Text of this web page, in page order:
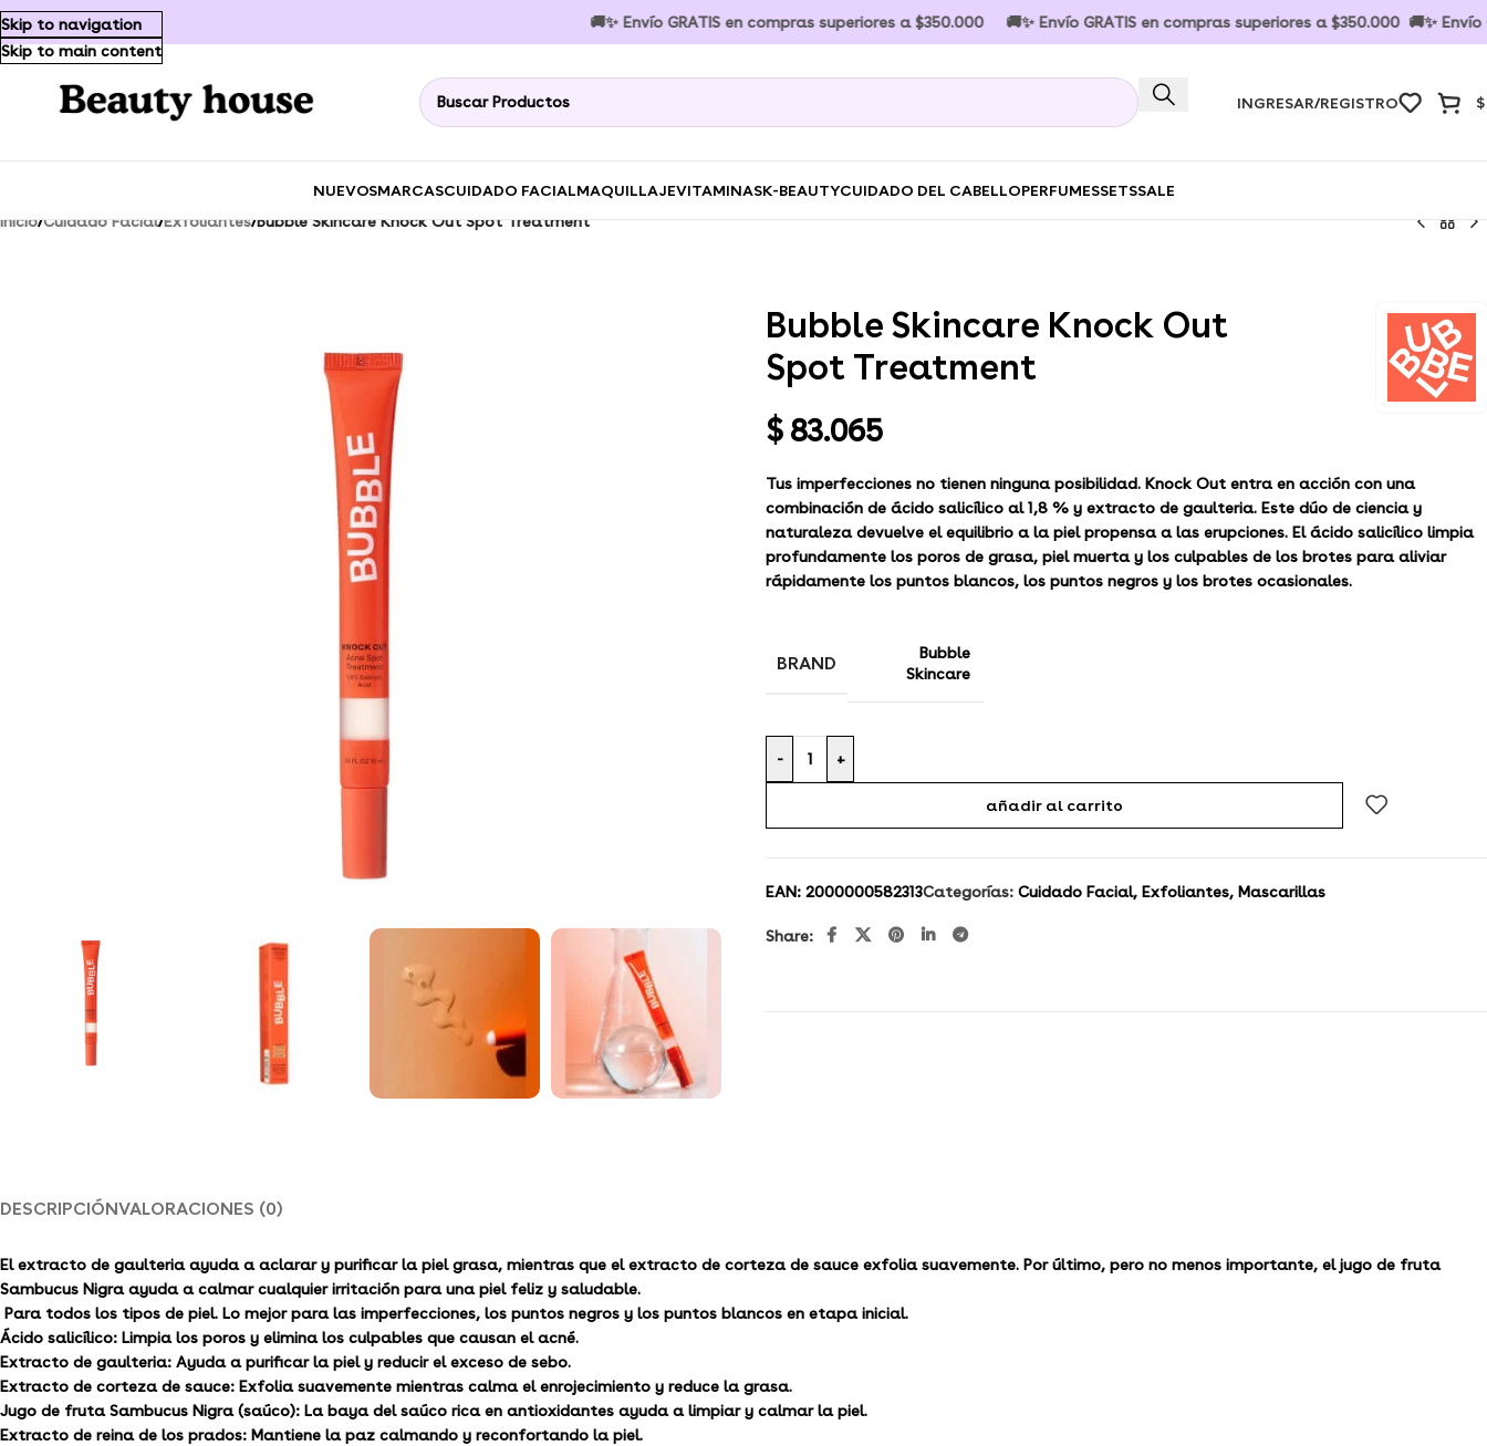
Skip to navigation
Skip to main content
🚚✨ Envío GRATIS en compras superiores a $350.000 🚚✨ Envío GRATIS en compras superiores a $350.000 🚚✨ Envío
INGRESAR/REGISTRO $
NUEVOSMARCASCUIDADO FACIALMAQUILLAJEVITAMINASK-BEAUTYCUIDADO DEL CABELLOPERFUMESSETSSALE
Inicio/Cuidado Facial/Exfoliantes/Bubble Skincare Knock Out Spot Treatment
Bubble Skincare Knock Out
Spot Treatment
$83.065
Tus imperfecciones no tienen ninguna posibilidad. Knock Out entra en acción con una
combinación de ácido salicílico al 1,8 % y extracto de gaulteria. Este dúo de ciencia y
naturaleza devuelve el equilibrio a la piel propensa a las erupciones. El ácido salicílico limpia
profundamente los poros de grasa, piel muerta y los culpables de los brotes para aliviar
rápidamente los puntos blancos, los puntos negros y los brotes ocasionales.
BRAND
Bubble
Skincare
- +
añadir al carrito
EAN: 2000000582313Categorías: Cuidado Facial, Exfoliantes, Mascarillas
Share:
DESCRIPCIÓNVALORACIONES (0)
El extracto de gaulteria ayuda a aclarar y purificar la piel grasa, mientras que el extracto de corteza de sauce exfolia suavemente. Por último, pero no menos importante, el jugo de fruta
Sambucus Nigra ayuda a calmar cualquier irritación para una piel feliz y saludable.
Para todos los tipos de piel. Lo mejor para las imperfecciones, los puntos negros y los puntos blancos en etapa inicial.
Ácido salicílico: Limpia los poros y elimina los culpables que causan el acné.
Extracto de gaulteria: Ayuda a purificar la piel y reducir el exceso de sebo.
Extracto de corteza de sauce: Exfolia suavemente mientras calma el enrojecimiento y reduce la grasa.
Jugo de fruta Sambucus Nigra (saúco): La baya del saúco rica en antioxidantes ayuda a limpiar y calmar la piel.
Extracto de reina de los prados: Mantiene la paz calmando y reconfortando la piel.